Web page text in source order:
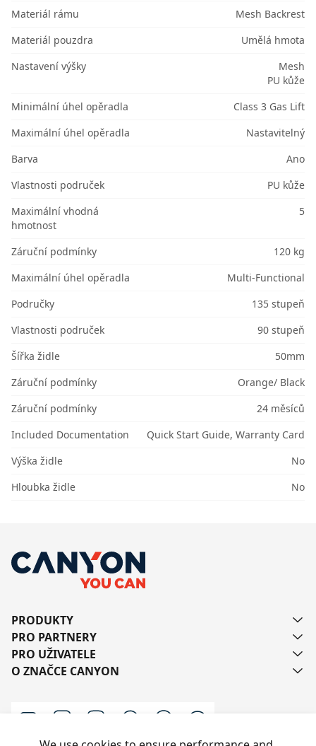
Materiál rámu
Mesh Backrest
Materiál pouzdra
Umělá hmota
Nastavení výšky
Mesh
PU kůže
Minimální úhel opěradla
Class 3 Gas Lift
Maximální úhel opěradla
Nastavitelný
Barva
Ano
Vlastnosti područek
PU kůže
Maximální vhodná
hmotnost
5
Záruční podmínky
120 kg
Maximální úhel opěradla
Multi-Functional
Područky
135 stupeň
Vlastnosti područek
90 stupeň
Šířka židle
50mm
Záruční podmínky
Orange/ Black
Záruční podmínky
24 měsíců
Included Documentation
Quick Start Guide, Warranty Card
Výška židle
No
Hloubka židle
No
PRODUKTY
PRO PARTNERY
PRO UŽIVATELE
O ZNAČCE CANYON